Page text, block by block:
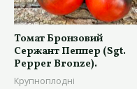
Томат Бронзовий
Сержант Пеппер (Sgt.
Pepper Bronze).
Крупноплодні